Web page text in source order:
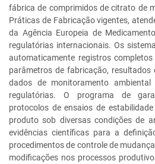
fábrica de comprimidos de citrato de
Práticas de Fabricação vigentes,
da Agência Europeia de
regulatórias internacionais. Os
automaticamente registros
parâmetros de fabricação, resultados
dados de monitoramento ambiental
regulatórias. O programa de
protocolos de ensaios de
produto sob diversas condições de
evidências científicas para a
procedimentos de controle de
modificações nos processos